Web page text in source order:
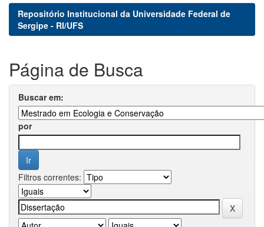
Repositório Institucional da Universidade Federal de
Sergipe - RI/UFS
Página de Busca
Buscar em:
por
Filtros correntes: